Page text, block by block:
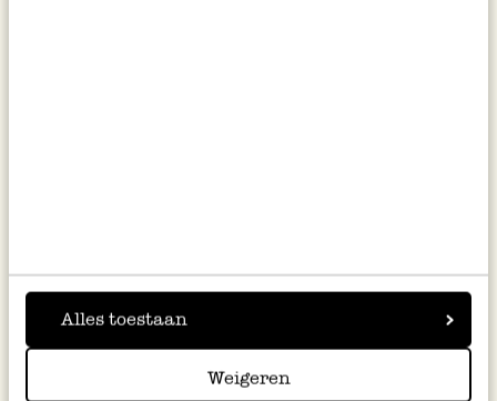
Alles toestaan
Weigeren
inkl. MwSt zzgl. Versandkosten inkl. MwSt zzgl. Versandkosten